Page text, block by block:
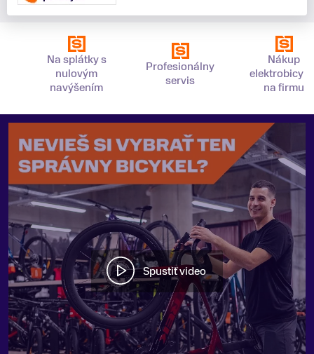
Na splátky s
nulovým
navýšením
Profesionálny
servis
Nákup
na firmu
Spustiť video